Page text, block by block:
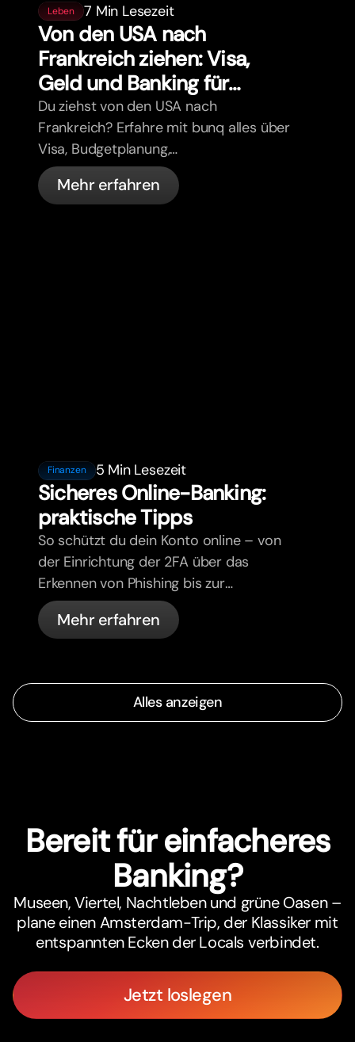
Leben 7 Min Lesezeit
Von den USA nach
Frankreich ziehen: Visa,
Geld und Banking für
Expats
Du ziehst von den USA nach
Frankreich? Erfahre mit bunq alles über
Visa, Budgetplanung,
Krankenversicherung, Steuern,
Führerschein-Regeln und Banking für
Mehr erfahren
Finanzen 5 Min Lesezeit
Sicheres Online-Banking:
praktische Tipps
So schützt du dein Konto online – von
der Einrichtung der 2FA über das
Erkennen von Phishing bis zur
Kartenverwaltung und den
automatischen Sicherheitsfunktionen
Mehr erfahren
Alles anzeigen
Bereit für einfacheres
Banking?
Museen, Viertel, Nachtleben und grüne Oasen –
plane einen Amsterdam-Trip, der Klassiker mit
entspannten Ecken der Locals verbindet.
Jetzt loslegen